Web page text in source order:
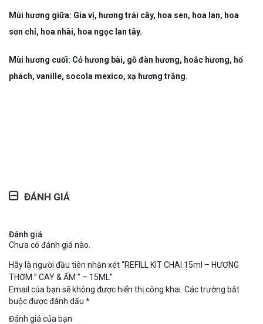
Mùi hương giữa: Gia vị, hương trái cây, hoa sen, hoa lan, hoa
sơn chỉ, hoa nhài, hoa ngọc lan tây.
Mùi hương cuối: Cỏ hương bài, gỗ đàn hương, hoắc hương, hổ
phách, vanille, socola mexico, xạ hương trắng.
ĐÁNH GIÁ
Đánh giá
Chưa có đánh giá nào.
Hãy là người đầu tiên nhận xét “REFILL KIT CHAI 15ml – HƯƠNG
THƠM ” CAY & ẤM ” – 15ML”
Email của bạn sẽ không được hiển thị công khai. Các trường bắt
buộc được đánh dấu *
Đánh giá của bạn